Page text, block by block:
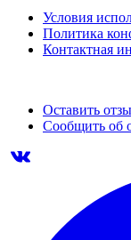
Условия
Политика
Контактная
Оставить
Сообщить об